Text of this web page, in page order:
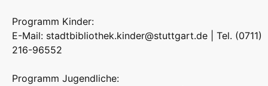
Programm Kinder:
E-Mail: stadtbibliothek.kinder@stuttgart.de | Tel. (0711)
216-96552
Programm Jugendliche: